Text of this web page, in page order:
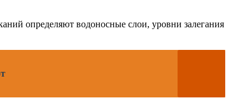
определяют водоносные слои, уровни залегания